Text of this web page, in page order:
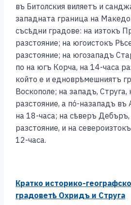
въ Битолския виляетъ и
западната граница на
съсѣдни градове: на изтокъ
разстояние; на югоистокъ
разстояние; на югозападъ
по на югъ Корча, на 14-часа
който е и едноврѣмешниятъ
Воскополе; на западъ, Струга,
разстояние, а пó-назападъ въ
на 18-часа; на сѣверъ
разстояние, и на
12-часа.
Кратко историко-
градоветѣ Охридъ и Струга